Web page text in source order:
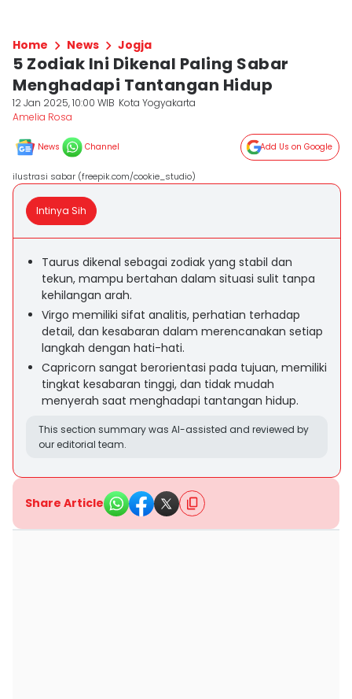
Home News Jogja
5 Zodiak Ini Dikenal Paling Sabar
Menghadapi Tantangan Hidup
12 Jan 2025, 10:00 WIB Kota Yogyakarta
Amelia Rosa
News Channel Add Us on Google
ilustrasi sabar (freepik.com/cookie_studio)
Intinya Sih
Taurus dikenal sebagai zodiak yang stabil dan
tekun, mampu bertahan dalam situasi sulit tanpa
kehilangan arah.
Virgo memiliki sifat analitis, perhatian terhadap
detail, dan kesabaran dalam merencanakan setiap
langkah dengan hati-hati.
Capricorn sangat berorientasi pada tujuan, memiliki
tingkat kesabaran tinggi, dan tidak mudah
menyerah saat menghadapi tantangan hidup.
This section summary was AI-assisted and reviewed by
our editorial team.
Share Article